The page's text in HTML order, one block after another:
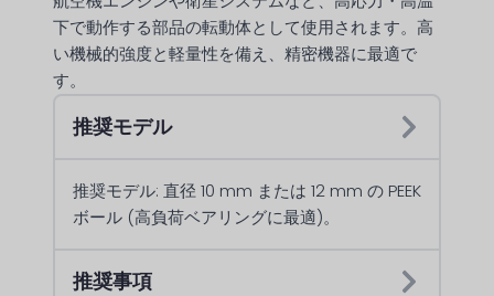
下で動作する部品の転動体として使用されます。高
い機械的強度と軽量性を備え、精密機器に最適で
す。
推奨モデル
推奨モデル: 直径 10 mm または 12 mm の PEEK
ボール (高負荷ベアリングに最適)。
推奨事項